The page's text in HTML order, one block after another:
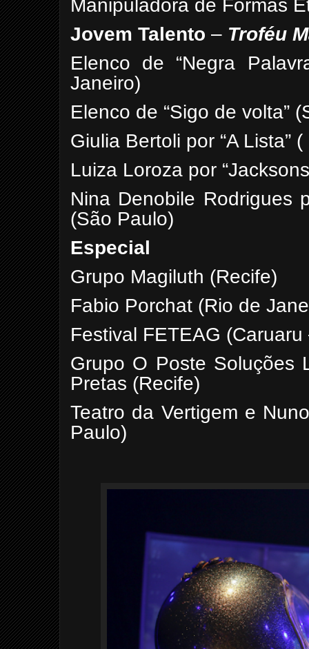
Manipuladora de Formas
Jovem Talento – Troféu
Elenco de “Negra
Janeiro)
Elenco de “Sigo de volta”
Giulia Bertoli por “A Lista”
Luiza Loroza por
Nina Denobile Rodrigues
(São Paulo)
Especial
Grupo Magiluth (Recife)
Fabio Porchat (Rio de
Festival FETEAG (Caruaru
Grupo O Poste Soluções
Pretas (Recife)
Teatro da Vertigem e
Paulo)